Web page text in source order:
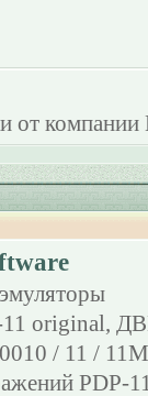
от компании
original ,
/ 11 / 11M
PDP-